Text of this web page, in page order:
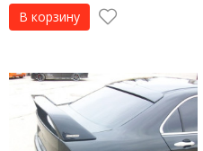
В корзину